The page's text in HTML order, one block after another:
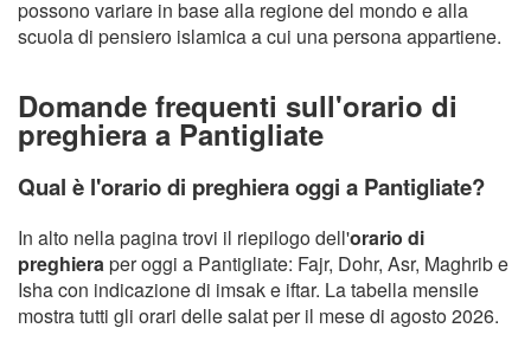
possono variare in base alla regione del mondo e alla
scuola di pensiero islamica a cui una persona appartiene.
Domande frequenti sull'orario di
preghiera a Pantigliate
Qual è l'orario di preghiera oggi a Pantigliate?
In alto nella pagina trovi il riepilogo dell'orario di
preghieraper oggi a Pantigliate: Fajr, Dohr, Asr, Maghrib e
Isha con indicazione di imsak e iftar. La tabella mensile
mostra tutti gli orari delle salat per il mese di agosto 2026.